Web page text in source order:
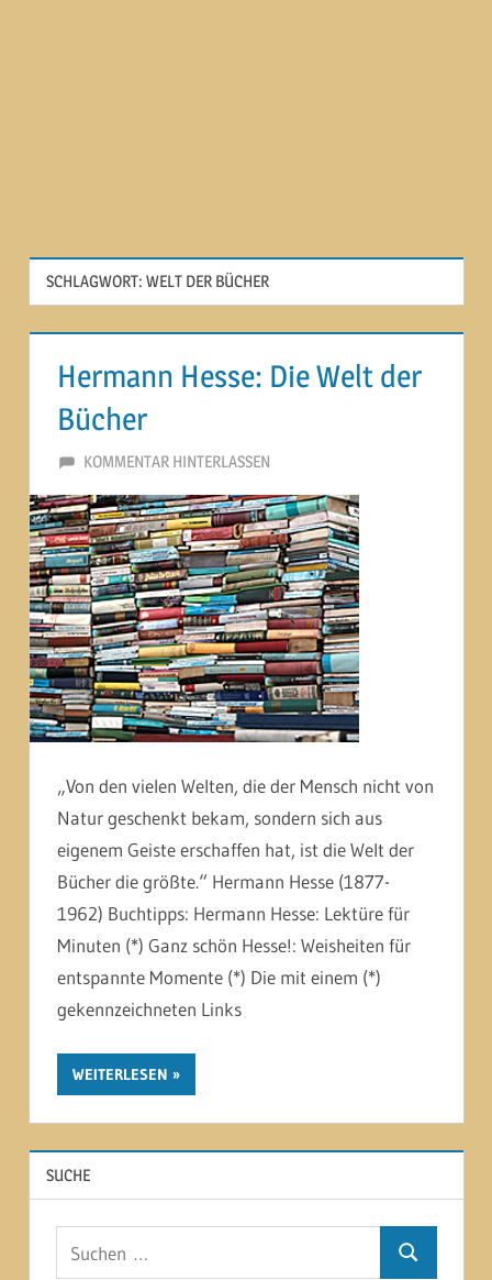
SCHLAGWORT: WELT DER BÜCHER
Hermann Hesse: Die Welt der
Bücher
3. MAI 2014
MARTINA BERG
KOMMENTAR HINTERLASSEN
„Von den vielen Welten, die der Mensch nicht von
Natur geschenkt bekam, sondern sich aus
eigenem Geiste erschaffen hat, ist die Welt der
Bücher die größte.“ Hermann Hesse (1877-
1962) Buchtipps: Hermann Hesse: Lektüre für
Minuten (*) Ganz schön Hesse!: Weisheiten für
entspannte Momente (*) Die mit einem (*)
gekennzeichneten Links
WEITERLESEN
SUCHE
Suchen